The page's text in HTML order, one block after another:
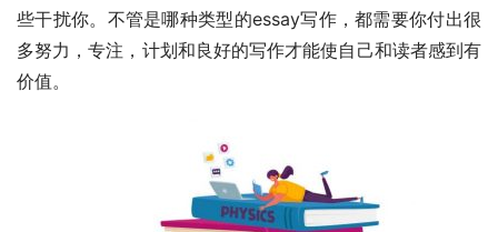
些干扰你。不管是哪种类型的essay写作，都需要你付出很
多努力，专注，计划和良好的写作才能使自己和读者感到有
价值。